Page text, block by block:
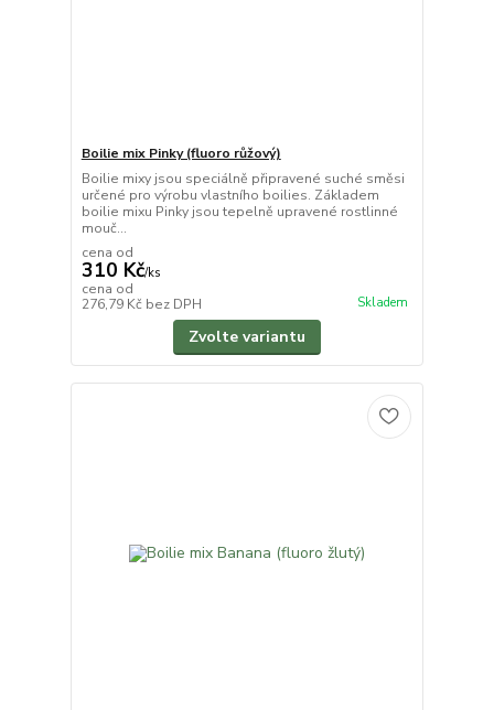
Boilie mix Pinky (fluoro růžový)
Boilie mixy jsou speciálně připravené suché směsi
určené pro výrobu vlastního boilies. Základem
boilie mixu Pinky jsou tepelně upravené rostlinné
mouč...
cena od
310 Kč/ks
cena od
276,79 Kč bez DPH Skladem
Zvolte variantu